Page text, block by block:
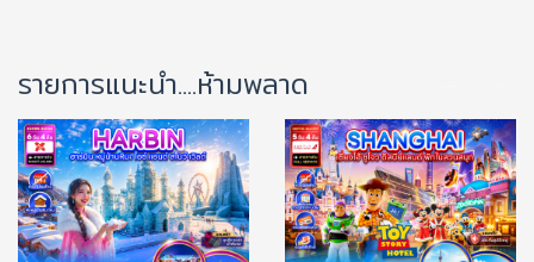
รายการแนะนำ....ห้ามพลาด